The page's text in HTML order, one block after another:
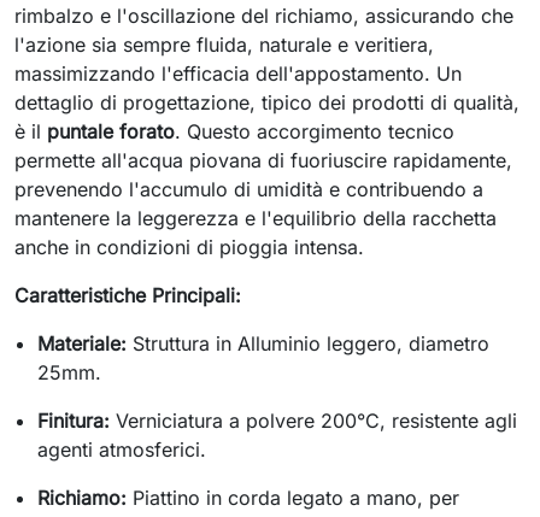
rimbalzo e l'oscillazione del richiamo, assicurando che
l'azione sia sempre fluida, naturale e veritiera,
massimizzando l'efficacia dell'appostamento. Un
dettaglio di progettazione, tipico dei prodotti di qualità,
è il puntale forato. Questo accorgimento tecnico
permette all'acqua piovana di fuoriuscire rapidamente,
prevenendo l'accumulo di umidità e contribuendo a
mantenere la leggerezza e l'equilibrio della racchetta
anche in condizioni di pioggia intensa.
Caratteristiche Principali:
Materiale: Struttura in Alluminio leggero, diametro
25mm.
Finitura: Verniciatura a polvere 200°C, resistente agli
agenti atmosferici.
Richiamo: Piattino in corda legato a mano, per